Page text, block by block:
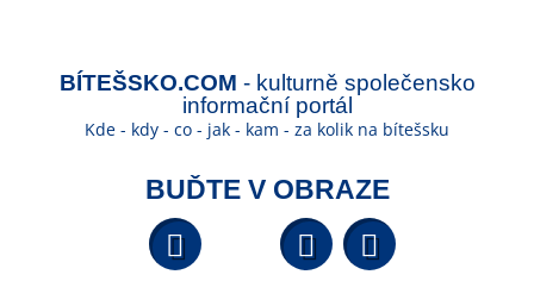
BÍTEŠSKO.COM - kulturně společensko
informační portál
Kde - kdy - co - jak - kam - za kolik na bítešsku
BUĎTE V OBRAZE
Facebook YouTube